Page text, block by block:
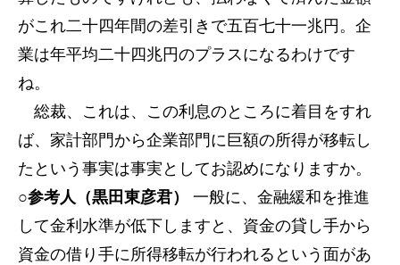
がこれ二十四年間の差引きで五百七十一兆円。企
業は年平均二十四兆円のプラスになるわけです
ね。
総裁、これは、この利息のところに着目をすれ
ば、家計部門から企業部門に巨額の所得が移転し
たという事実は事実としてお認めになりますか。
○参考人（黒田東彦君）
一般に、金融緩和を推進
して金利水準が低下しますと、資金の貸し手から
資金の借り手に所得移転が行われるという面があ